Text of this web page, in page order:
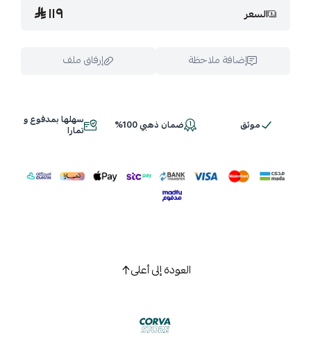
السعر ١١٩
إضافة ملاحظة إرفاق ملف
اسحب و افلت الملف هنا
موثق ضمان ذهبي 100% سهلها بمدفوع و
تمارا
العودة إلى أعلى